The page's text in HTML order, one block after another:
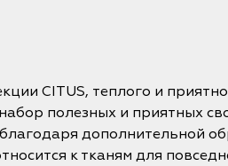
CITUS, теплого и
полезных и приятных
дополнительной
к тканям для